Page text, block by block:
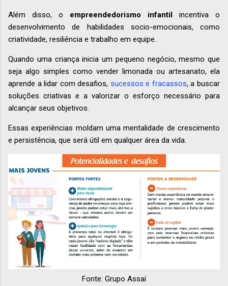
Além disso, o empreendedorismo infantil incentiva o
desenvolvimento de habilidades socio-emocionais, como
criatividade, resiliência e trabalho em equipe.
Quando uma criança inicia um pequeno negócio, mesmo que
seja algo simples como vender limonada ou artesanato, ela
aprende a lidar com desafios, sucessos e fracassos, a buscar
soluções criativas e a valorizar o esforço necessário para
alcançar seus objetivos.
Essas experiências moldam uma mentalidade de crescimento
e persistência, que será útil em qualquer área da vida.
Fonte: Grupo Assaí